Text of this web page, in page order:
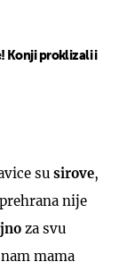
Konji proklizali i
su sirove,
nije
za svu
mama